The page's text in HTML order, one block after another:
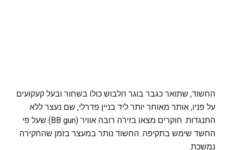
החשוד, שתואר כגבר בוגר הלבוש כולו בשחור ובעל קעקועים
על פניו, אותר מאוחר יותר ליד בניין פדרלי, שם נעצר ללא
התנגדות. חוקרים מצאו בזירה רובה אוויר (BB gun) שעל פי
החשד שימש בתקיפה. החשוד נותר במעצר בזמן שהחקירה
נמשכת.